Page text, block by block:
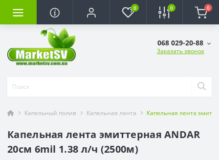
0 0 0
068 029-20-88
Заказать звонок
Капельный полив Капельная лента Капельная лента
Капельная лента эмиттерная ANDAR
20см 6mil 1.38 л/ч (2500м)